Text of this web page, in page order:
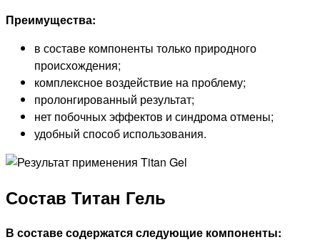
Преимущества:
в составе компоненты только природного
происхождения;
комплексное воздействие на проблему;
пролонгированный результат;
нет побочных эффектов и синдрома отмены;
удобный способ использования.
Состав Титан Гель
В составе содержатся следующие компоненты: